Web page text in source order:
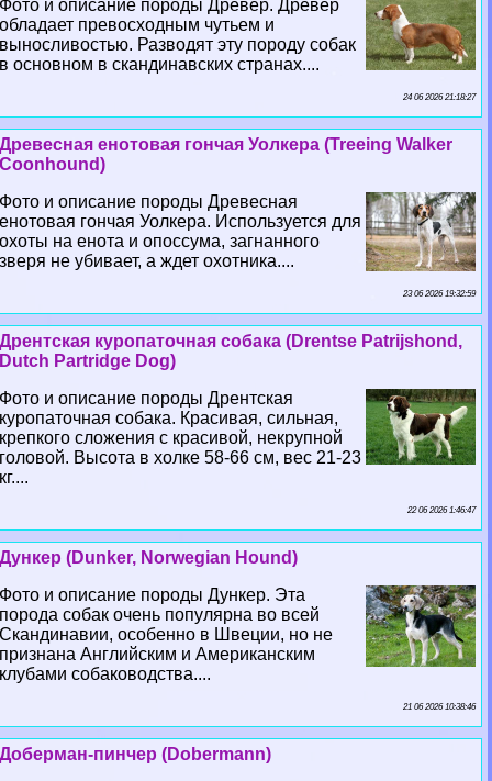
Фото и описание породы Древер. Древер
обладает превосходным чутьем и
выносливостью. Разводят эту породу собак
в основном в скандинавских странах....
24 06 2026 21:18:27
Древесная енотовая гончая Уолкера (Treeing Walker
Coonhound)
Фото и описание породы Древесная
енотовая гончая Уолкера. Используется для
охоты на енота и опоссума, загнанного
зверя не убивает, а ждет охотника....
23 06 2026 19:32:59
Дрентская куропаточная собака (Drentse Patrijshond,
Dutch Partridge Dog)
Фото и описание породы Дрентская
куропаточная собака. Красивая, сильная,
крепкого сложения с красивой, некрупной
головой. Высота в холке 58-66 см, вес 21-23
кг....
22 06 2026 1:46:47
Дункер (Dunker, Norwegian Hound)
Фото и описание породы Дункер. Эта
порода собак очень популярна во всей
Скандинавии, особенно в Швеции, но не
признана Английским и Американским
клубами собаководства....
21 06 2026 10:38:46
Доберман-пинчер (Dobermann)